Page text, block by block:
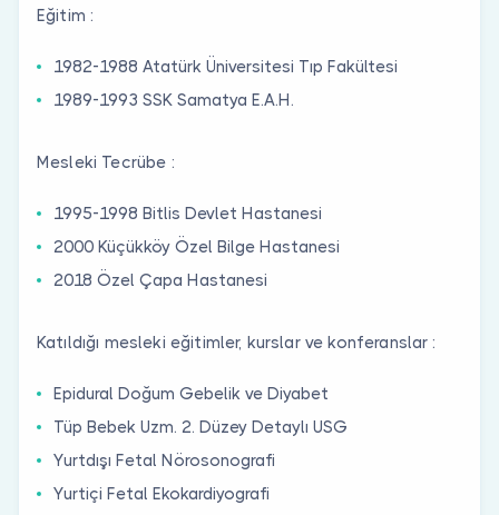
Eğitim :
1982-1988 Atatürk Üniversitesi Tıp Fakültesi
1989-1993 SSK Samatya E.A.H.
Mesleki Tecrübe :
1995-1998 Bitlis Devlet Hastanesi
2000 Küçükköy Özel Bilge Hastanesi
2018 Özel Çapa Hastanesi
Katıldığı mesleki eğitimler, kurslar ve konferanslar :
Epidural Doğum Gebelik ve Diyabet
Tüp Bebek Uzm. 2. Düzey Detaylı USG
Yurtdışı Fetal Nörosonografi
Yurtiçi Fetal Ekokardiyografi